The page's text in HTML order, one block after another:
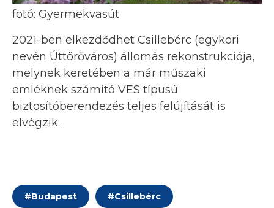
fotó: Gyermekvasút
2021-ben elkezdődhet Csillebérc (egykori
nevén Úttörőváros) állomás rekonstrukciója,
melynek keretében a már műszaki
emléknek számító VES típusú
biztosítóberendezés teljes felújítását is
elvégzik.
#Budapest #Csillebérc